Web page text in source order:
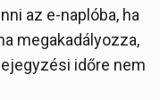
az e-naplóba, ha
megakadályozza,
időre nem